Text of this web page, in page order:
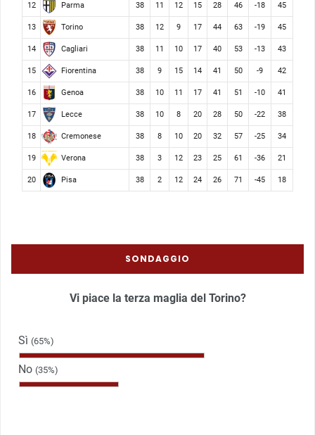
12 Parma 38 11 12 15 28 46 -18 45
13 Torino 38 12 9 17 44 63 -19 45
14 Cagliari 38 11 10 17 40 53 -13 43
15 Fiorentina 38 9 15 14 41 50 -9 42
16 Genoa 38 10 11 17 41 51 -10 41
17 Lecce 38 10 8 20 28 50 -22 38
18 Cremonese 38 8 10 20 32 57 -25 34
19 Verona 38 3 12 23 25 61 -36 21
20 Pisa 38 2 12 24 26 71 -45 18
SONDAGGIO
Vi piace la terza maglia del Torino?
Sì (65%)
No (35%)